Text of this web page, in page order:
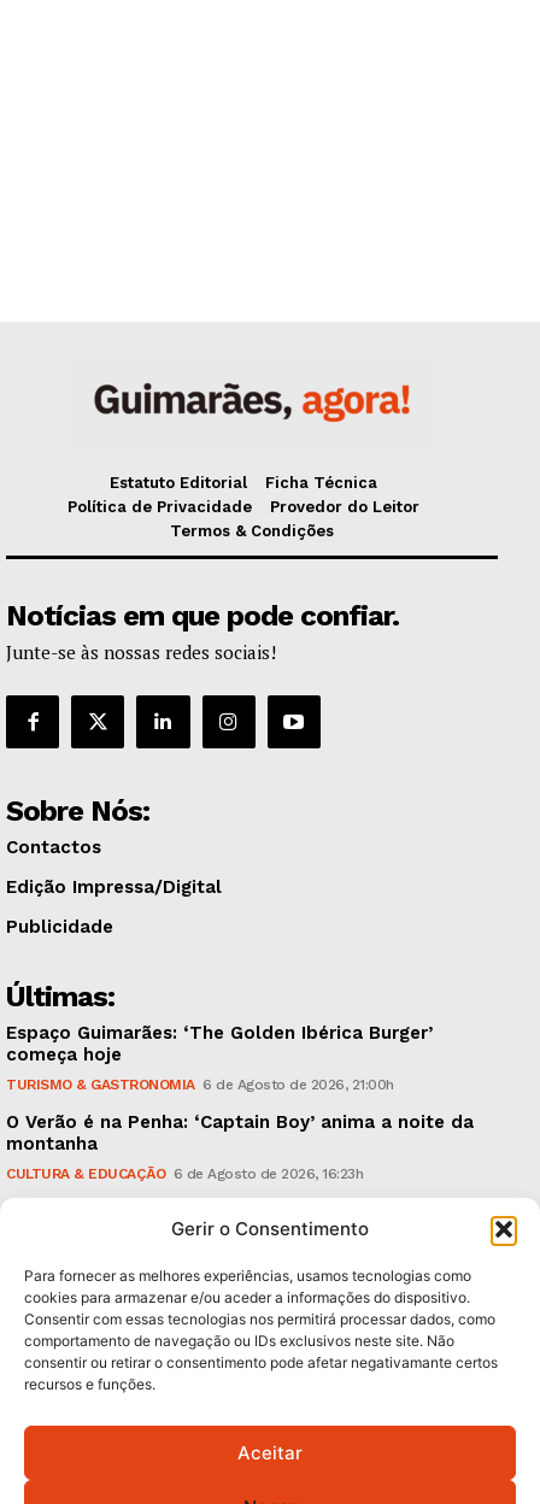
Gerir o Consentimento
Para fornecer as melhores experiências, usamos tecnologias como
cookies para armazenar e/ou aceder a informações do dispositivo.
Consentir com essas tecnologias nos permitirá processar dados, como
comportamento de navegação ou IDs exclusivos neste site. Não
consentir ou retirar o consentimento pode afetar negativamante certos
recursos e funções.
Aceitar
Estatuto Editorial
Ficha Técnica
Política de Privacidade
Provedor do Leitor
Termos & Condições
Notícias em que pode confiar.
Junte-se às nossas redes sociais!
Sobre Nós:
Contactos
Edição Impressa/Digital
Publicidade
Últimas:
Espaço Guimarães: ‘The Golden Ibérica Burger’
começa hoje
TURISMO & GASTRONOMIA 6 de Agosto de 2026, 21:00h
O Verão é na Penha: ‘Captain Boy’ anima a noite da
montanha
CULTURA & EDUCAÇÃO 6 de Agosto de 2026, 16:23h
em causa”, garante Ricardo Araújo
Subscreva Newsletter:
QUERO ADERIR